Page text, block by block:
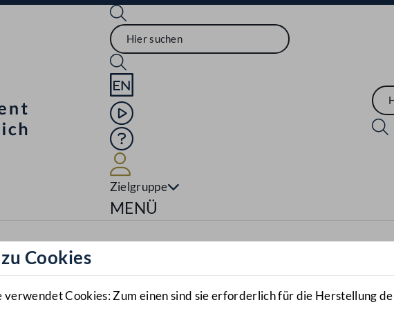
Sprache English
Mediathek
Hilfe
Zielgruppe
Navigationsmenü öffnen
MENÜ
Cookies
verwendet Cookies: Zum einen sind sie erforderlich für die Herstellung